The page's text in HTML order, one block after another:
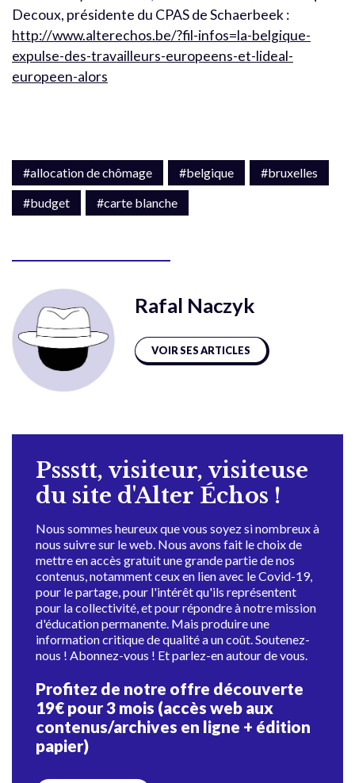
Decoux, présidente du CPAS de Schaerbeek :
http://www.alterechos.be/?fil-infos=la-belgique-
expulse-des-travailleurs-europeens-et-lideal-
europeen-alors
#allocation de chômage #belgique
#bruxelles
#budget
#carte blanche
Rafal Naczyk
VOIR SES ARTICLES
Pssstt, visiteur, visiteuse
du site d'Alter Échos !
Nous sommes heureux que vous soyez si nombreux à
nous suivre sur le web. Nous avons fait le choix de
mettre en accès gratuit une grande partie de nos
contenus, notamment ceux en lien avec le Covid-19,
pour le partage, pour l'intérêt qu'ils représentent
pour la collectivité, et pour répondre à notre mission
d'éducation permanente. Mais produire une
information critique de qualité a un coût. Soutenez-
nous ! Abonnez-vous ! Et parlez-en autour de vous.
Profitez de notre offre découverte
19€ pour 3 mois (accès web aux
contenus/archives en ligne + édition
papier)